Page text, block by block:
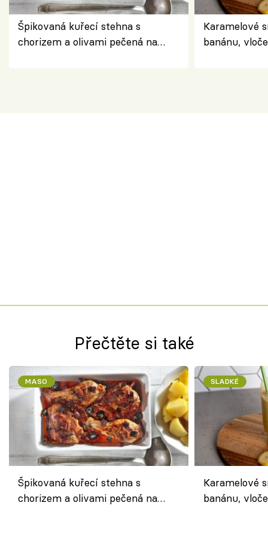
Špikovaná kuřecí stehna s
chorizem a olivami pečená na
Karamelové
banánu,
Přečtěte si také
MASO
Špikovaná kuřecí stehna s
chorizem a olivami pečená na
SLADKÉ
Karamelové
banánu,